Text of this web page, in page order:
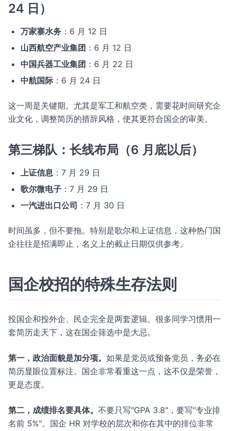
24 日）
万家寨水务 ：6 月 12 日
山西航空产业集团 ：6 月 12 日
中国兵器工业集团 ：6 月 22 日
中航国际 ：6 月 24 日
这一周是关键期。尤其是军工和航空类，需要花时间研究企
业文化，调整简历的措辞风格，使其更符合国企的审美。
第三梯队：长线布局（6 月底以后）
上证信息 ：7 月 29 日
歌尔微电子 ：7 月 29 日
一汽进出口公司 ：7 月 30 日
时间虽多，但不要拖。特别是歌尔和上证信息，这种热门国
企往往是招满即止，名义上的截止日期仅供参考。
国企校招的特殊生存法则
投国企和投外企、民企完全是两套逻辑。很多同学习惯用一
套简历走天下，这在国企筛选中是大忌。
第一，政治面貌是加分项。 如果是党员或预备党员，务必在
简历显眼位置标注。国企非常看重这一点，这不仅是荣誉，
更是态度。
第二，成绩排名要具体。 不要只写"GPA 3.8"，要写“专业排
名前 5%"。国企 HR 对学校的层次和你在其中的排位非常